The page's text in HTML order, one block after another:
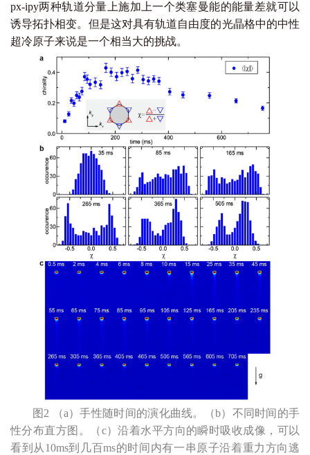
px-ipy两种轨道分量上施加上一个类塞曼能的能量差就可以
诱导拓扑相变。但是这对具有轨道自由度的光晶格中的中性
超冷原子来说是一个相当大的挑战。
图2 （a）手性随时间的演化曲线。（b）不同时间的手
性分布直方图。（c）沿着水平方向的瞬时吸收成像，可以
看到从10ms到几百ms的时间内有一串原子沿着重力方向逃